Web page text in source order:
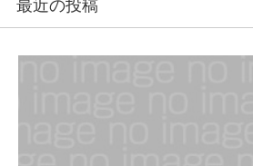
最近の投稿